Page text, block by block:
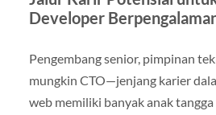
Developer
Pengembang senior, pimpinan
mungkin CTO—jenjang karier
web memiliki banyak anak